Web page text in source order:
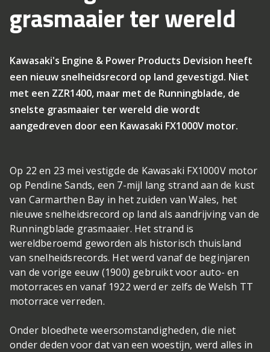
grasmaaier ter wereld
Kawasaki's Engine & Power Products Devision heeft
een nieuw snelheidsrecord op land gevestigd. Niet
met een ZZR1400, maar met de Runningblade, de
snelste grasmaaier ter wereld die wordt
aangedreven door een Kawasaki FX1000V motor.
Op 22 en 23 mei vestigde de Kawasaki FX1000V motor
op Pendine Sands, een 7-mijl lang strand aan de kust
van Carmarthen Bay in het zuiden van Wales, het
nieuwe snelheidsrecord op land als aandrijving van de
Runningblade grasmaaier. Het strand is
wereldberoemd geworden als historisch thuisland
van snelheidsrecords. Het werd vanaf de beginjaren
van de vorige eeuw (1900) gebruikt voor auto- en
motorraces en vanaf 1922 werd er zelfs de Welsh TT
motorrace verreden.
Onder bloedhete weersomstandigheden, die niet
onder deden voor dat van een woestijn, werd alles in